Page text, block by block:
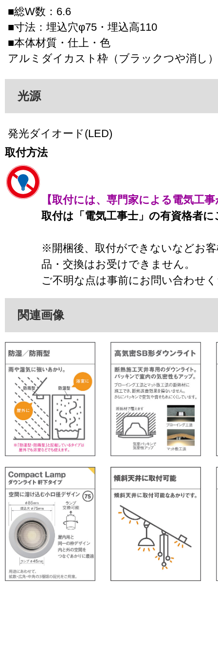
■総W数：6.6
■寸法：埋込穴φ75・埋込高110
■本体材質・仕上・色
アルミダイカスト枠（ブラックつや消し
光源
発光ダイオード(LED)
取付方法
【取付には、専門家による電気工
取付は「電気工事士」の有資格者
※開梱後、取付ができないなどお
品・交換はお受けできません。
ご不明な点は事前にお問い合わせ
関連画像